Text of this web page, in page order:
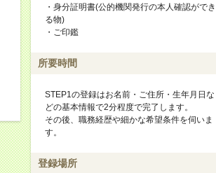
・身分証明書(公的機関発行の本人確認ができ
る物)
・ご印鑑
所要時間
STEP1の登録はお名前・ご住所・生年月日な
どの基本情報で2分程度で完了します。
その後、職務経歴や細かな希望条件を伺いま
す。
登録場所